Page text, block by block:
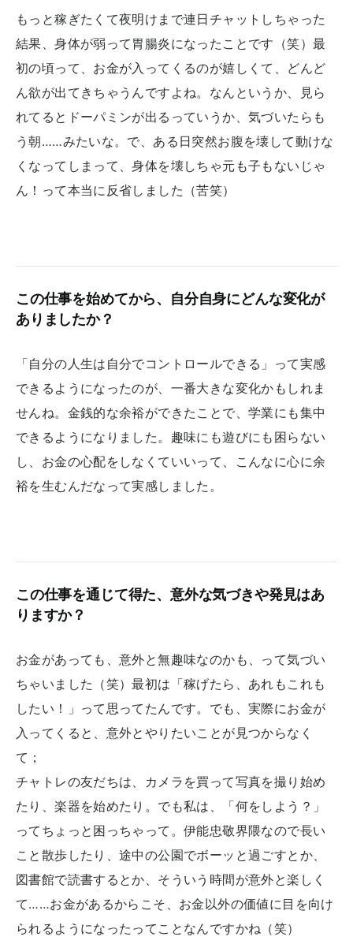
もっと稼ぎたくて夜明けまで連日チャットしちゃった
結果、身体が弱って胃腸炎になったことです（笑）最
初の頃って、お金が入ってくるのが嬉しくて、どんど
ん欲が出てきちゃうんですよね。なんというか、見ら
れてるとドーパミンが出るっていうか、気づいたらも
う朝……みたいな。で、ある日突然お腹を壊して動けな
くなってしまって、身体を壊しちゃ元も子もないじゃ
ん！って本当に反省しました（苦笑）
この仕事を始めてから、自分自身にどんな変化が
ありましたか？
「自分の人生は自分でコントロールできる」って実感
できるようになったのが、一番大きな変化かもしれま
せんね。金銭的な余裕ができたことで、学業にも集中
できるようになりました。趣味にも遊びにも困らない
し、お金の心配をしなくていいって、こんなに心に余
裕を生むんだなって実感しました。
この仕事を通じて得た、意外な気づきや発見はあ
りますか？
お金があっても、意外と無趣味なのかも、って気づい
ちゃいました（笑）最初は「稼げたら、あれもこれも
したい！」って思ってたんです。でも、実際にお金が
入ってくると、意外とやりたいことが見つからなく
て；
チャトレの友だちは、カメラを買って写真を撮り始め
たり、楽器を始めたり。でも私は、「何をしよう？」
ってちょっと困っちゃって。伊能忠敬界隈なので長い
こと散歩したり、途中の公園でボーッと過ごすとか、
図書館で読書するとか、そういう時間が意外と楽しく
て……お金があるからこそ、お金以外の価値に目を向け
られるようになったってことなんですかね（笑）